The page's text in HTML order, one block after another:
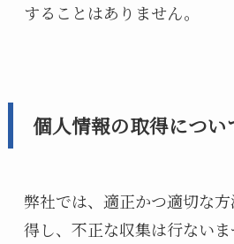
することはありません。
個人情報の取得につい
弊社では、適正かつ適切な
得し、不正な収集は行ないま